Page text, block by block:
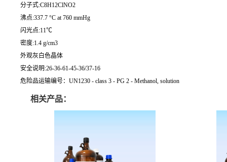
分子式:C8H12ClNO2
沸点:337.7 °C at 760 mmHg
闪光点:11℃
密度:1.4 g/cm3
外观灰白色晶体
安全说明:26-36-61-45-36/37-16
危险品运输编号：UN1230 - class 3 - PG 2 - Methanol, solution
相关产品：